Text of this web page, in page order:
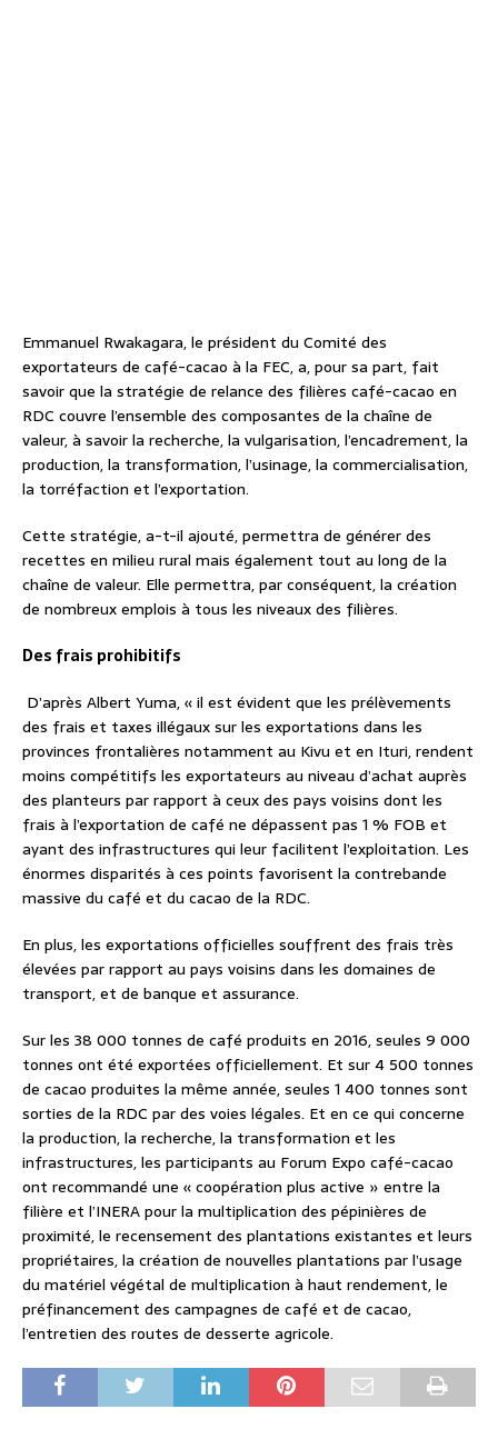
Emmanuel Rwakagara, le président du Comité des
exportateurs de café-cacao à la FEC, a, pour sa part, fait
savoir que la stratégie de relance des filières café-cacao en
RDC couvre l’ensemble des composantes de la chaîne de
valeur, à savoir la recherche, la vulgarisation, l’encadrement, la
production, la transformation, l’usinage, la commercialisation,
la torréfaction et l’exportation.
Cette stratégie, a-t-il ajouté, permettra de générer des
recettes en milieu rural mais également tout au long de la
chaîne de valeur. Elle permettra, par conséquent, la création
de nombreux emplois à tous les niveaux des filières.
Des frais prohibitifs
D’après Albert Yuma, « il est évident que les prélèvements
des frais et taxes illégaux sur les exportations dans les
provinces frontalières notamment au Kivu et en Ituri, rendent
moins compétitifs les exportateurs au niveau d’achat auprès
des planteurs par rapport à ceux des pays voisins dont les
frais à l’exportation de café ne dépassent pas 1 % FOB et
ayant des infrastructures qui leur facilitent l’exploitation. Les
énormes disparités à ces points favorisent la contrebande
massive du café et du cacao de la RDC.
En plus, les exportations officielles souffrent des frais très
élevées par rapport au pays voisins dans les domaines de
transport, et de banque et assurance.
Sur les 38 000 tonnes de café produits en 2016, seules 9 000
tonnes ont été exportées officiellement. Et sur 4 500 tonnes
de cacao produites la même année, seules 1 400 tonnes sont
sorties de la RDC par des voies légales. Et en ce qui concerne
la production, la recherche, la transformation et les
infrastructures, les participants au Forum Expo café-cacao
ont recommandé une « coopération plus active » entre la
filière et l’INERA pour la multiplication des pépinières de
proximité, le recensement des plantations existantes et leurs
propriétaires, la création de nouvelles plantations par l’usage
du matériel végétal de multiplication à haut rendement, le
préfinancement des campagnes de café et de cacao,
l’entretien des routes de desserte agricole.